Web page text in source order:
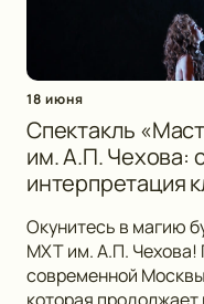
18 июня
Спектакль
им. А.П. Чехова:
интерпретация
Окунитесь в магию
МХТ им. А.П. Чехова!
современной